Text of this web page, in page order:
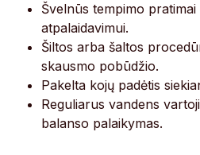
Švelnūs tempimo
atpalaidavimui.
Šiltos arba šaltos
skausmo pobūdžio.
Pakelta kojų padėtis
Reguliarus vandens
balanso palaikymas.